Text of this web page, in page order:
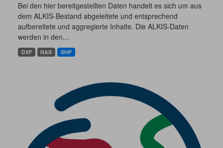
Bei den hier bereitgestellten Daten handelt es sich um aus
dem ALKIS-Bestand abgeleitete und entsprechend
aufbereitete und aggregierte Inhalte. Die ALKIS-Daten
werden in den...
DXF NAS SHP